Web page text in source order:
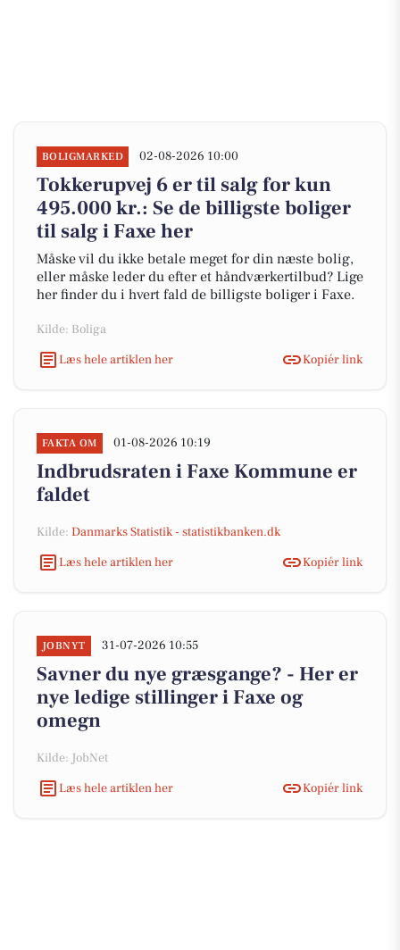
BOLIGMARKED 02-08-2026 10:00
Tokkerupvej 6 er til salg for kun
495.000 kr.: Se de billigste boliger
til salg i Faxe her
Måske vil du ikke betale meget for din næste bolig,
eller måske leder du efter et håndværkertilbud? Lige
her finder du i hvert fald de billigste boliger i Faxe.
Kilde: Boliga
Læs hele artiklen her
Kopiér link
FAKTA OM 01-08-2026 10:19
Indbrudsraten i Faxe Kommune er
faldet
Kilde: Danmarks Statistik - statistikbanken.dk
Læs hele artiklen her
Kopiér link
JOBNYT 31-07-2026 10:55
Savner du nye græsgange? - Her er
nye ledige stillinger i Faxe og
omegn
Kilde: JobNet
Læs hele artiklen her
Kopiér link